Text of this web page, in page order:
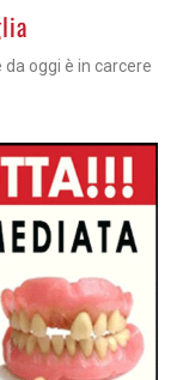
da oggi è in carcere